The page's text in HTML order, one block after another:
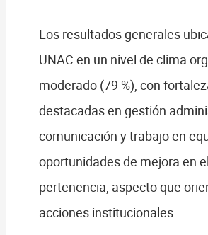
Los resultados generales
UNAC en un nivel de clima
moderado (79 %), con
destacadas en gestión
comunicación y trabajo en
oportunidades de mejora en
pertenencia, aspecto que
acciones institucionales.